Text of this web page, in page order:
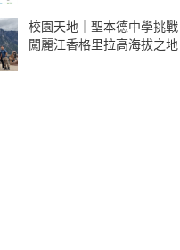
校園天地｜聖本德中學挑
闖麗江香格里拉高海拔之地